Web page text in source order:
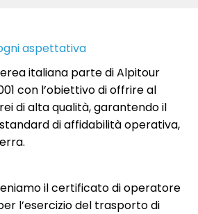
aspettativa
italiana parte di Alpitour
con l’obiettivo di offrire al
di alta qualità, garantendo il
di affidabilità operativa,
il certificato di operatore
l’esercizio del trasporto di